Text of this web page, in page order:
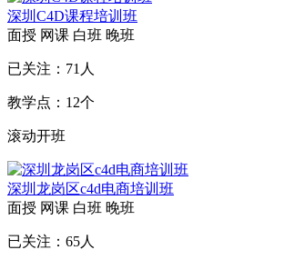
深圳C4D课程培训班
面授 网课 白班 晚班
已关注： 71 人
教学点： 12个
滚动开班
深圳龙岗区c4d电商培训班
面授 网课 白班 晚班
已关注： 65人